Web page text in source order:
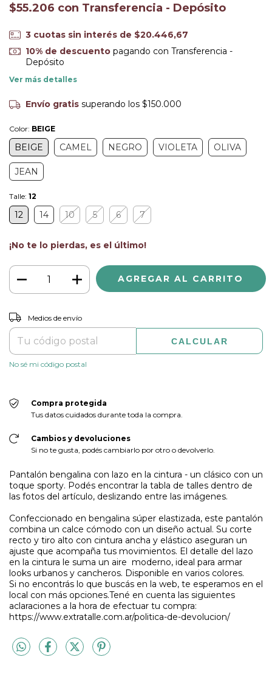
$55.206 con Transferencia - Depósito
3 cuotas sin interés de $20.446,67
10% de descuentopagando con Transferencia -
Depósito
Ver más detalles
Envío gratis superando los $150.000
Color: BEIGE
BEIGE CAMEL NEGRO VIOLETA OLIVA
JEAN
Talle: 12
12 14 10 5 6 7
¡No te lo pierdas, es el último!
Entregas para el CP:
Medios de envío
CALCULAR
No sé mi código postal
Compra protegida
Tus datos cuidados durante toda la compra.
Cambios y devoluciones
Si no te gusta, podés cambiarlo por otro o devolverlo.
Pantalón bengalina con lazo en la cintura - un clásico con un
toque sporty. Podés encontrar la tabla de talles dentro de
las fotos del artículo, deslizando entre las imágenes.
Confeccionado en bengalina súper elastizada, este pantalón
combina un calce cómodo con un diseño actual. Su corte
recto y tiro alto con cintura ancha y elástico aseguran un
ajuste que acompaña tus movimientos. El detalle del lazo
en la cintura le suma un aire moderno, ideal para armar
looks urbanos y cancheros. Disponible en varios colores.
Si no encontrás lo que buscás en la web, te esperamos en el
local con más opciones.Tené en cuenta las siguientes
aclaraciones a la hora de efectuar tu compra:
https://www.extratalle.com.ar/politica-de-devolucion/